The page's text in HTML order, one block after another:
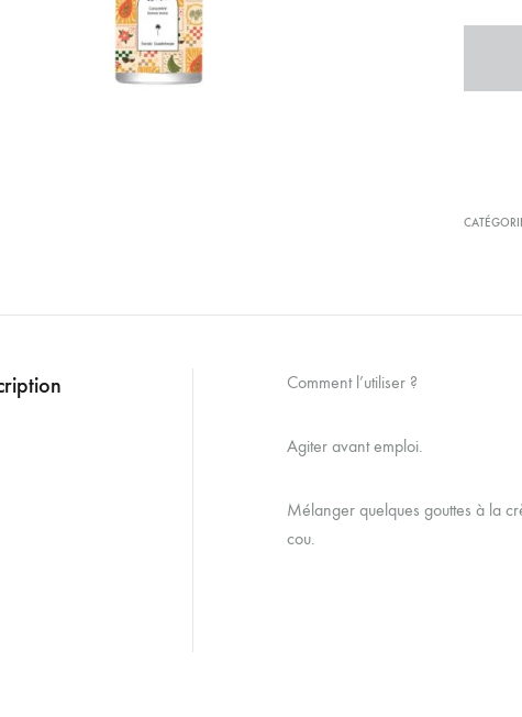
Comment l’utiliser ?
Agiter avant emploi.
Mélanger quelques gouttes à la
cou.